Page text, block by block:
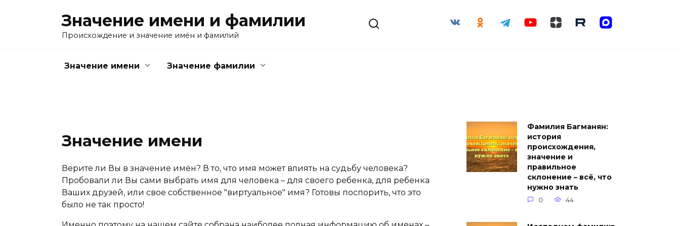
Значение имени и фамилии
Происхождение и значение имён и фамилий
Значение имени Значение фамилии
Значение имени
Верите ли Вы в значение имён? В то, что имя может влиять на судьбу человека?
Пробовали ли Вы сами выбрать имя для человека – для своего ребенка, для ребенка
Ваших друзей, или свое собственное "виртуальное" имя? Готовы поспорить, что это
было не так просто!
Фамилия Багманян:
история
происхождения,
значение и
правильное
склонение – всё, что
нужно знать
0 44